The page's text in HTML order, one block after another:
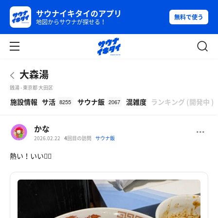
サウナイキタイのアプリ
地図からサウナが探せる！
無料で使う
大森湯
銭湯 - 東京都 大田区
施設情報 サ活 8255 サウナ飯 2067 混雑度 ランキング (開発中 )
かな
2026.02.22 4回目の訪問 サウナ飯
熱い！いい❤️‍🔥